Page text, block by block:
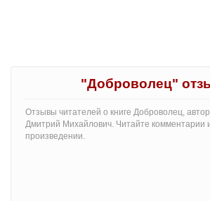
"Доброволец"
Отзывы читателей о книге Доброволец,
Дмитрий Михайлович. Читайте комментарии
произведении.